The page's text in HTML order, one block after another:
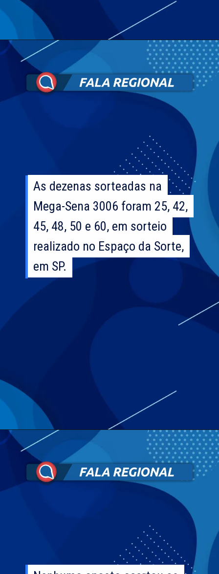
As dezenas sorteadas na
Mega-Sena 3006 foram 25, 42,
45, 48, 50 e 60, em sorteio
realizado no Espaço da Sorte,
em SP.
As dezenas sorteadas na
Mega-Sena 3006 foram 25, 42,
45, 48, 50 e 60, em sorteio
realizado no Espaço da Sorte,
em SP.